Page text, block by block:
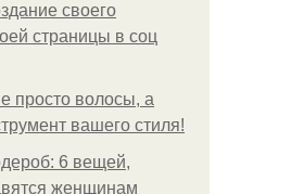
своего
страницы в соц
просто волосы, а
вашего стиля!
6 вещей,
женщинам